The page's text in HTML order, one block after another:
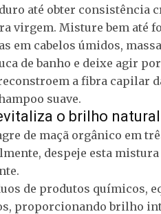
até obter consistência
virgem. Misture bem até
em cabelos úmidos,
de banho e deixe agir
a fibra capilar
suave.
o brilho natural
de maçã orgânico em
despeje esta
de produtos químicos,
proporcionando brilho